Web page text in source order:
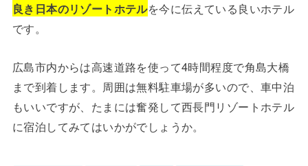
良き日本のリゾートホテルを今に伝えている良いホテル
です。
広島市内からは高速道路を使って4時間程度で角島大橋
まで到着します。周囲は無料駐車場が多いので、車中泊
もいいですが、たまには奮発して西長門リゾートホテル
に宿泊してみてはいかがでしょうか。